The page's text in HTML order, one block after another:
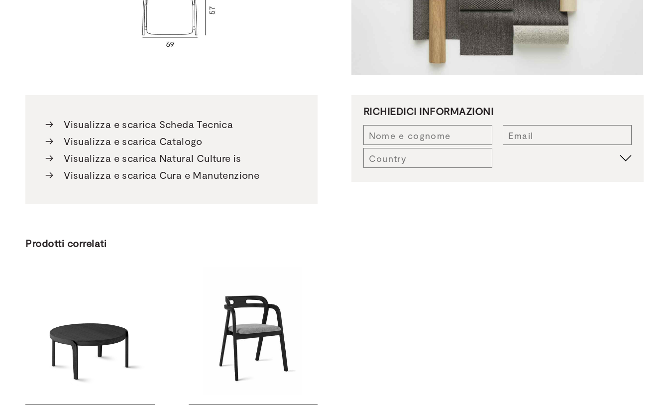
→
Visualizza e scarica Scheda Tecnica
→
Visualizza e scarica Catalogo
→
Visualizza e scarica Natural Culture is
→
Visualizza e scarica Cura e Manutenzione
RICHIEDICI INFORMAZIONI
Prodotti correlati